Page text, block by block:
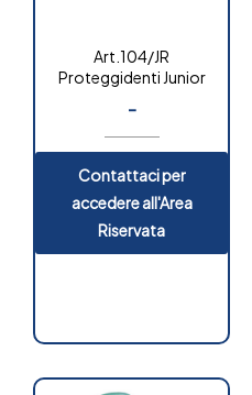
Art.104/JR
Proteggidenti Junior
-
Contattaci per
accedere all'Area
Riservata